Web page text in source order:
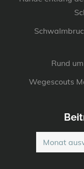
Rund
Wegescouts
Beiträge
aus